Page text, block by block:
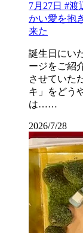
7月27日 #渡
かい愛を抱
来た
誕生日にい
ージをご紹
させていた
キ」をどう
は……
2026/7/28